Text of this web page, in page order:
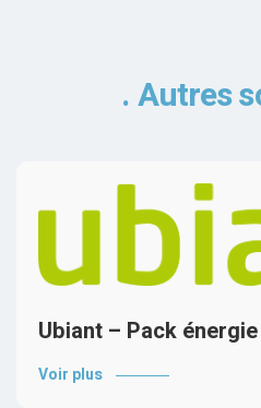
Autres
Ubiant – Pack
Voir plus